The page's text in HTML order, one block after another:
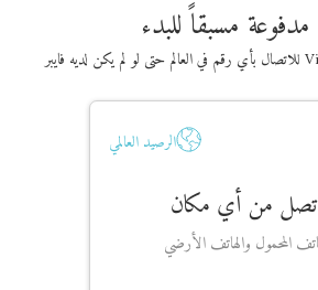
مسبقاً للبدء
الرصيد العالمي
من أي مكان
المحمول والهاتف الأرضي